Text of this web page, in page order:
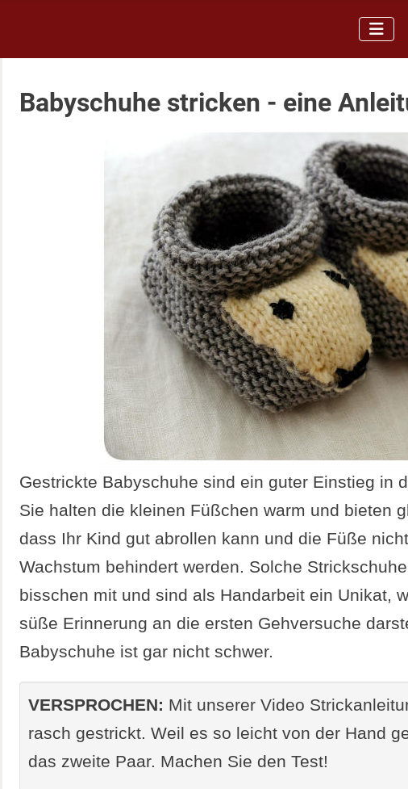
Babyschuhe stricken - eine
Gestrickte Babyschuhe sind ein guter Einstieg in
Sie halten die kleinen Füßchen warm und bieten
dass Ihr Kind gut abrollen kann und die Füße
Wachstum behindert werden. Solche
bisschen mit und sind als Handarbeit ein Unikat,
süße Erinnerung an die ersten Gehversuche
Babyschuhe ist gar nicht schwer.
VERSPROCHEN: Mit unserer Video
rasch gestrickt. Weil es so leicht von der Hand
das zweite Paar. Machen Sie den Test!